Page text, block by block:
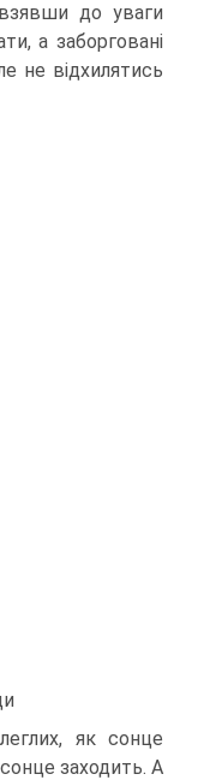
до уваги
а заборговані
не відхилятись
як сонце
заходить. A